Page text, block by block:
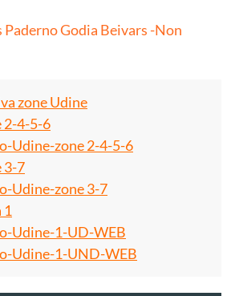
Paderno Godia Beivars -Non
zone Udine
2-4-5-6
Udine-zone 2-4-5-6
3-7
Udine-zone 3-7
1
Udine-1-UD-WEB
Udine-1-UND-WEB